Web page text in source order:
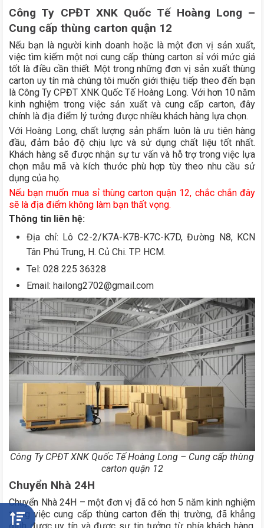
Công Ty CPĐT XNK Quốc Tế Hoàng Long –
Cung cấp thùng carton quận 12
Nếu bạn là người kinh doanh hoặc là một đơn vị sản xuất,
việc tìm kiếm một nơi cung cấp thùng carton sỉ với mức giá
tốt là điều cần thiết. Một trong những đơn vị sản xuất thùng
carton uy tín mà chúng tôi muốn giới thiệu tiếp theo đến bạn
là Công Ty CPĐT XNK Quốc Tế Hoàng Long. Với hơn 10 năm
kinh nghiệm trong việc sản xuất và cung cấp carton, đây
chính là địa điểm lý tưởng được nhiều khách hàng lựa chọn.
Với Hoàng Long, chất lượng sản phẩm luôn là ưu tiên hàng
đầu, đảm bảo độ chịu lực và sử dụng chất liệu tốt nhất.
Khách hàng sẽ được nhận sự tư vấn và hỗ trợ trong việc lựa
chọn mẫu mã và kích thước phù hợp tùy theo nhu cầu sử
dụng của họ.
Nếu bạn muốn mua sỉ thùng carton quận 12, chắc chắn đây
sẽ là địa điểm không làm bạn thất vọng.
Thông tin liên hệ:
Địa chỉ: Lô C2-2/K7A-K7B-K7C-K7D, Đường N8, KCN
Tân Phú Trung, H. Củ Chi. TP. HCM.
Tel: 028 225 36328
Email: hailong2702@gmail.com
Công Ty CPĐT XNK Quốc Tế Hoàng Long – Cung cấp thùng
carton quận 12
Chuyển Nhà 24H
Chuyển Nhà 24H – một đơn vị đã có hơn 5 năm kinh nghiệm
trong việc cung cấp thùng carton đến thị trường, đã khẳng